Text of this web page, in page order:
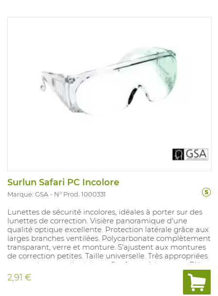
Surlun Safari PC Incolore
Marque: GSA N° Prod. 1000331
Lunettes de sécurité incolores, idéales à porter sur des
lunettes de correction. Visière panoramique d'une
qualité optique excellente. Protection latérale grâce aux
larges branches ventilées. Polycarbonate complètement
transparant, verre et monture. S'ajustent aux montures
de correction petites. Taille universelle. Très appropriées
comme lunettes de visiteur. Conforme à la norme EN
166/EN 170
2,91 €